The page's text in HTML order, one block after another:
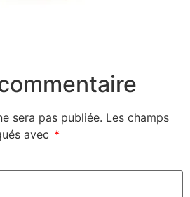
sera pas publiée. Les champs
avec *